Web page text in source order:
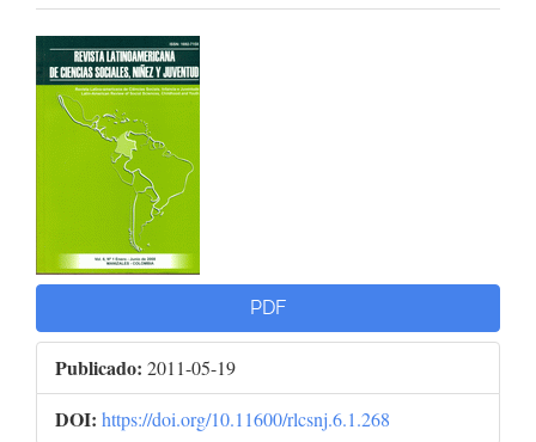
Barra
lateral
del
artículo
PDF
Publicado: 2011-05-19
DOI: https://doi.org/10.11600/rlcsnj.6.1.268